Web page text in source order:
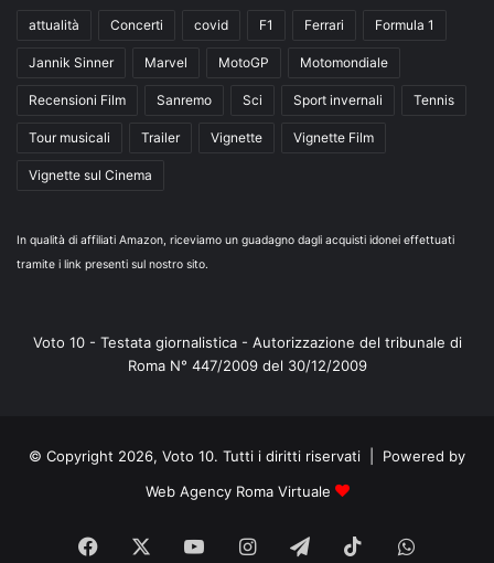
attualità Concerti covid F1 Ferrari Formula 1
Jannik Sinner Marvel MotoGP Motomondiale
Recensioni Film Sanremo Sci Sport invernali Tennis
Tour musicali Trailer Vignette Vignette Film
Vignette sul Cinema
In qualità di affiliati Amazon, riceviamo un guadagno dagli acquisti idonei effettuati
tramite i link presenti sul nostro sito.
Voto 10 - Testata giornalistica - Autorizzazione del tribunale di
Roma N° 447/2009 del 30/12/2009
© Copyright 2026, Voto 10. Tutti i diritti riservati | Powered by
Web Agency Roma Virtuale
Facebook You Instagram
TelegramTikTok